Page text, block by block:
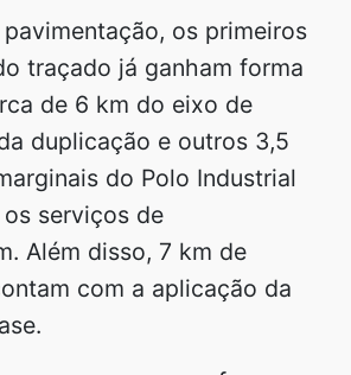
os primeiros
traçado já ganham forma
de 6 km do eixo de
duplicação e outros 3,5
do Polo Industrial
serviços de
Além disso, 7 km de
com a aplicação da